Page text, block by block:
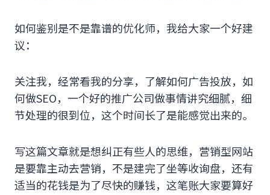
如何鉴别是不是靠谱的优化师，我给大家一个好建
议：
关注我，经常看我的分享，了解如何广告投放，如
何做SEO，一个好的推广公司做事情讲究细腻，细
节处理的很到位，这个时间长了是能感觉出来的。
写这篇文章就是想纠正有些人的思维，营销型网站
是要靠主动去营销，不是建完了坐等收询盘，还有
适当的花钱是为了尽快的赚钱，这笔账大家要算好